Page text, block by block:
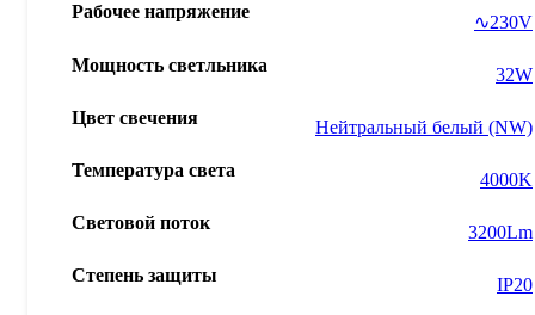
Рабочее напряжение ∿230V
Мощность светльника 32W
Цвет свечения Нейтральный белый (NW)
Температура света 4000K
Световой поток 3200Lm
Степень защиты IP20